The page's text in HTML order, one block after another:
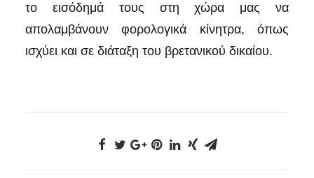
το εισόδημά τους στη χώρα μας να
απολαμβάνουν φορολογικά κίνητρα, όπως
ισχύει και σε διάταξη του βρετανικού δικαίου.